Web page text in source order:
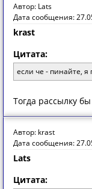
Автор: Lats
Дата сообщения:
krast
Цитата:
если че - пинайте, я
Тогда рассылку
Автор: krast
Дата сообщения:
Lats
Цитата: